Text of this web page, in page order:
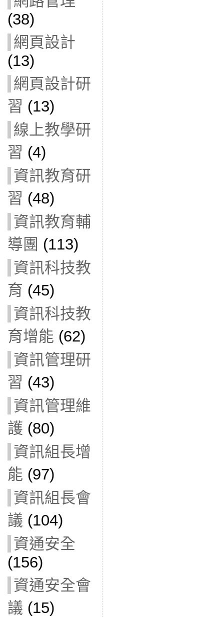
(38)
網頁設計
(13)
網頁設計研
習 (13)
線上教學研
習 (4)
資訊教育研
習 (48)
資訊教育輔
導團 (113)
資訊科技教
育 (45)
資訊科技教
育增能 (62)
資訊管理研
習 (43)
資訊管理維
護 (80)
資訊組長增
能 (97)
資訊組長會
議 (104)
資通安全
(156)
資通安全會
議 (15)